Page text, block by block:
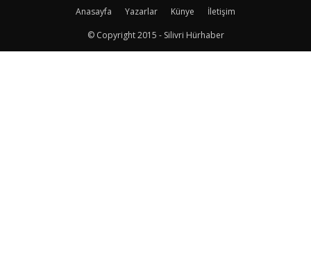
Anasayfa Yazarlar Künye
İletişim
© Copyright 2015 - Silivri Hürhaber